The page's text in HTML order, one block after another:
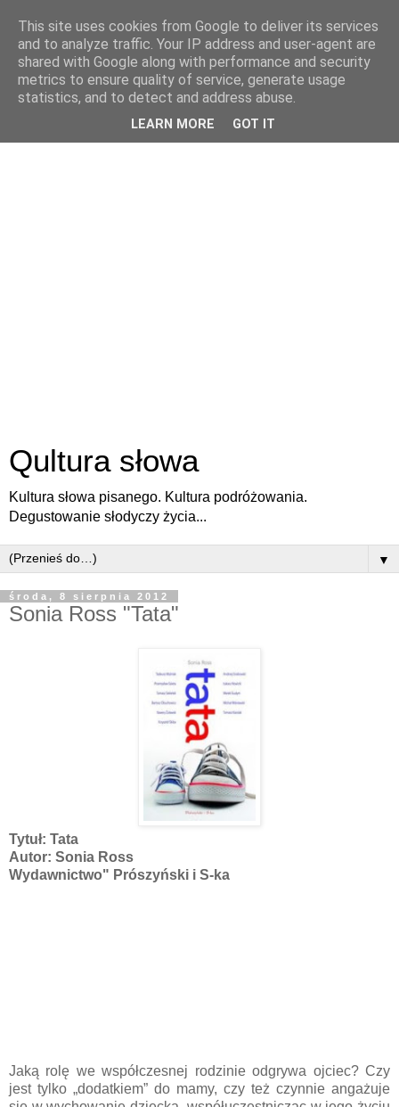
Qultura słowa
Kultura słowa pisanego. Kultura podróżowania.
Degustowanie słodyczy życia...
▼
środa, 8 sierpnia 2012
Sonia Ross "Tata"
Tytuł: Tata
Autor: Sonia Ross
Wydawnictwo" Prószyński i S-ka
Jaką rolę we współczesnej rodzinie odgrywa ojciec? Czy
jest tylko „dodatkiem” do mamy, czy też czynnie angażuje
This site uses cookies from Google to deliver its services
and to analyze traffic. Your IP address and user-agent are
shared with Google along with performance and security
metrics to ensure quality of service, generate usage
statistics, and to detect and address abuse.
LEARN MORE GOT IT